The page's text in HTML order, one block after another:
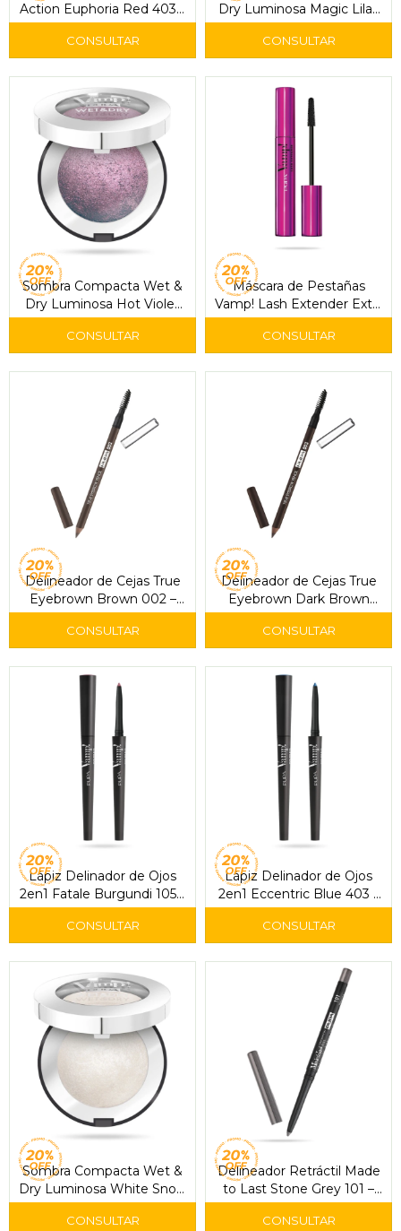
Action Euphoria Red 403 –
Pupa
Dry Luminosa Magic Lilac
203 – Pupa
Sombra Compacta Wet &
Dry Luminosa Hot Violet
205 – Pupa
Máscara de Pestañas
Vamp! Lash Extender Extra
Black 112 – Pupa
Delineador de Cejas True
Eyebrown Brown 002 –
Pupa
Delineador de Cejas True
Eyebrown Dark Brown
003 – Pupa
Lápiz Delinador de Ojos
2en1 Fatale Burgundi 105 –
Pupa
Lápiz Delinador de Ojos
2en1 Eccentric Blue 403 –
Pupa
Sombra Compacta Wet &
Dry Luminosa White Snow
300 – Pupa
Delineador Retráctil Made
to Last Stone Grey 101 –
Pupa